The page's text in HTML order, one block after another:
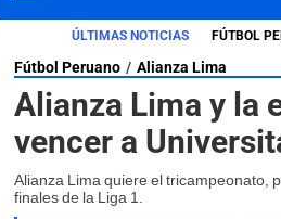
ÚLTIMAS NOTICIAS FÚTBOL
Fútbol Peruano Alianza Lima
Alianza Lima y la
vencer a
Alianza Lima quiere el tricampeonato,
finales de la Liga 1.